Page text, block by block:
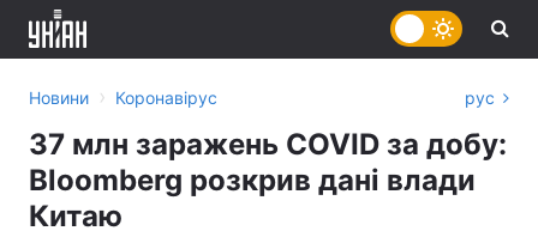
Новини › Коронавірус рус
37 млн заражень COVID за добу:
Bloomberg розкрив дані влади
Китаю